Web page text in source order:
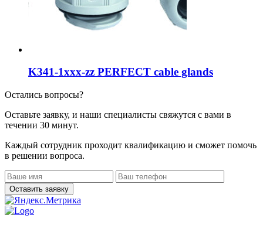
K341-1xxx-zz PERFECT cable glands
Остались вопросы?
Оставьте заявку, и наши специалисты свяжутся с вами в
течении 30 минут.
Каждый сотрудник проходит квалификацию и сможет помочь
в решении вопроса.